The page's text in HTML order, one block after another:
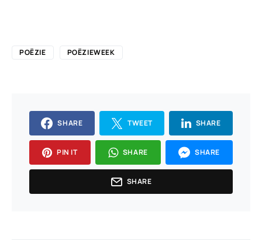
POËZIE POËZIEWEEK
SHARE TWEET SHARE
PIN IT SHARE SHARE
SHARE